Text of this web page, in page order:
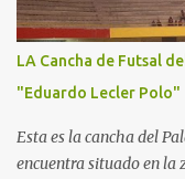
LA Cancha de Futsal
"Eduardo Lecler Polo"
Esta es la cancha del
encuentra situado en la